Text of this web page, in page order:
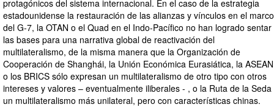
protagónicos del sistema internacional. En el caso de la estrategia
estadounidense la restauración de las alianzas y vínculos en el marco
del G-7, la OTAN o el Quad en el Indo-Pacífico no han logrado sentar
las bases para una narrativa global de reactivación del
multilateralismo, de la misma manera que la Organización de
Cooperación de Shanghái, la Unión Económica Eurasiática, la ASEAN
o los BRICS sólo expresan un multilateralismo de otro tipo con otros
intereses y valores – eventualmente iliberales - , o la Ruta de la Seda
un multilateralismo más unilateral, pero con características chinas.